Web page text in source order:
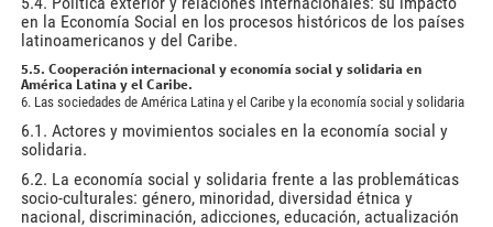
en la Economía Social en los procesos históricos de los países
latinoamericanos y del Caribe.
5.5. Cooperación internacional y economía social y solidaria en
América Latina y el Caribe.
6. Las sociedades de América Latina y el Caribe y la economía social y solidaria
6.1. Actores y movimientos sociales en la economía social y
solidaria.
6.2. La economía social y solidaria frente a las problemáticas
socio-culturales: género, minoridad, diversidad étnica y
nacional, discriminación, adicciones, educación, actualización